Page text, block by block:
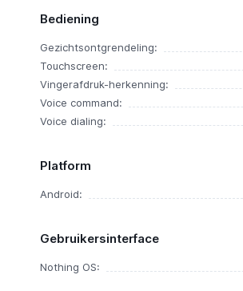
Bediening
Gezichtsontgrendeling:
Touchscreen:
Vingerafdruk-herkenning:
Voice command:
Voice dialing:
Platform
Android:
Gebruikersinterface
Nothing OS: